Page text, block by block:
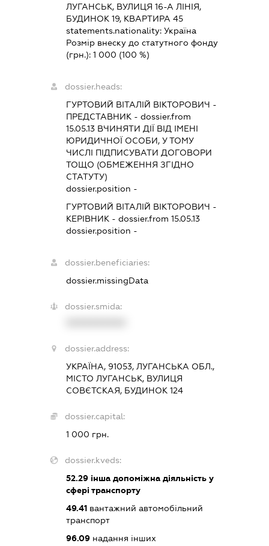
ЛУГАНСЬК, ВУЛИЦЯ 16-А ЛІНІЯ,
БУДИНОК 19, КВАРТИРА 45
statements.nationality: Україна
Розмір внеску до статутного фонду
(грн.): 1 000 (100 %)
dossier.heads:
ГУРТОВИЙ ВІТАЛІЙ ВІКТОРОВИЧ -
ПРЕДСТАВНИК - dossier.from
15.05.13ВЧИНЯТИ ДІЇ ВІД ІМЕНІ
ЮРИДИЧНОЇ ОСОБИ, У ТОМУ
ЧИСЛІ ПІДПИСУВАТИ ДОГОВОРИ
ТОЩО (ОБМЕЖЕННЯ ЗГІДНО
СТАТУТУ)
dossier.position -
ГУРТОВИЙ ВІТАЛІЙ ВІКТОРОВИЧ -
КЕРІВНИК - dossier.from 15.05.13
dossier.position -
dossier.beneficiaries:
dossier.missingData
dossier.smida:
dossier.address:
УКРАЇНА, 91053, ЛУГАНСЬКА ОБЛ.,
МІСТО ЛУГАНСЬК, ВУЛИЦЯ
СОВЄТСКАЯ, БУДИНОК 124
dossier.capital:
1 000 грн.
dossier.kveds:
52.29інша допоміжна діяльність у
сфері транспорту
49.41вантажний автомобільний
транспорт
96.09надання інших